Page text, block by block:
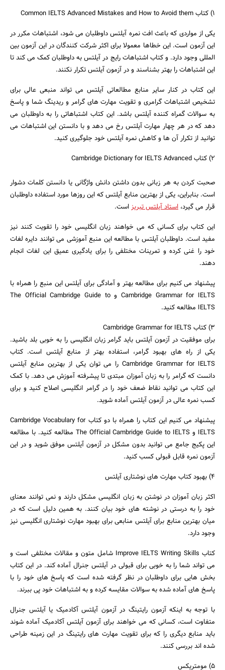
1) کتاب Common IELTS Advanced Mistakes and How to Avoid them
یکی از مواردی که باعث افت نمره آیلتس داوطلبان می شود، اشتباهات مکرر در
این آزمون است. این خطاها معمولا برای اکثر شرکت کنندگان در این آزمون بین
المللی وجود دارد. و کتاب اشتباهات رایج در آیلتس به داوطلبان کمک می کند تا
این اشتباهات را بهتر بشناسند و در آزمون آیلتس تکرار نکنند.
این کتاب در کنار سایر منابع مطالعاتی آیلتس می تواند منبعی عالی برای
تشخیص اشتباهات گرامری و تقویت مهارت های گرامر و ریدینگ شما و پاسخ
به سوالات گمراه کننده آیلتس باشد. این کتاب اشتباهاتی را به داوطلبان می
دهد که در هر چهار مهارت آیلتس رخ می دهد و با دانستن این اشتباهات می
توانید از تکرار آن ها و کاهش نمره آیلتس خود جلوگیری کنید.
2) کتاب Cambridge Dictionary for IELTS Advanced
صحبت کردن به هر زبانی بدون داشتن دانش واژگانی یا دانستن کلمات دشوار
است. بنابراین، یکی از بهترین منابع آیلتس که این روزها مورد استفاده داوطلبان
قرار می گیرد، استاد آیلتس تبریزاست.
این کتاب برای کسانی که می خواهند زبان انگلیسی خود را تقویت کنند نیز
مفید است. داوطلبان آیلتس با مطالعه این منبع آموزشی می توانند دایره لغات
خود را غنی کرده و تمرینات مختلفی را برای یادگیری عمیق این لغات انجام
دهند.
پیشنهاد می کنیم برای مطالعه بهتر و آمادگی برای آیلتس این منبع را همراه با
Cambridge Grammar for IELTS و The Official Cambridge Guide to
IELTS مطالعه کنید.
3) کتاب Cambridge Grammar for IELTS
برای موفقیت در آزمون آیلتس باید گرامر زبان انگلیسی را به خوبی بلد باشید.
یکی از راه های بهبود گرامر، استفاده بهتر از منابع آیلتس است. کتاب
Cambridge Grammar for IELTS را می توان یکی از بهترین منابع آیلتس
دانست که گرامر را به زبان آموزان مبتدی تا پیشرفته آموزش می دهد. با کمک
این کتاب می توانید نقاط ضعف خود را در گرامر انگلیسی اصلاح کنید و برای
کسب نمره عالی در آزمون آیلتس آماده شوید.
پیشنهاد می کنیم این کتاب را همراه با دو کتاب Cambridge Vocabulary for
IELTS و The Official Cambridge Guide to IELTS مطالعه کنید. با مطالعه
این پکیج جامع می توانید بدون مشکل در آزمون آیلتس موفق شوید و در این
آزمون نمره قابل قبولی کسب کنید.
4) بهبود کتاب مهارت های نوشتاری آیلتس
اکثر زبان آموزان در نوشتن به زبان انگلیسی مشکل دارند و نمی توانند معنای
خود را به درستی در نوشته های خود بیان کنند. به همین دلیل است که در
میان بهترین منابع برای آیلتس منابعی برای بهبود مهارت نوشتاری انگلیسی نیز
وجود دارد.
کتاب Improve IELTS Writing Skills شامل متون و مقالات مختلفی است و
می تواند شما را به خوبی برای قبولی در آیلتس جنرال آماده کند. در این کتاب
بخش هایی برای داوطلبان در نظر گرفته شده است که پاسخ های خود را با
پاسخ های آماده شده به سوالات مقایسه کرده و به اشتباهات خود پی ببرند.
با توجه به اینکه آزمون رایتینگ در آزمون آیلتس آکادمیک یا آیلتس جنرال
متفاوت است، کسانی که می خواهند برای آزمون آیلتس آکادمیک آماده شوند
باید منابع دیگری را که برای تقویت مهارت های رایتینگ در این زمینه طراحی
شده اند بررسی کنند.
5) مومتریکس